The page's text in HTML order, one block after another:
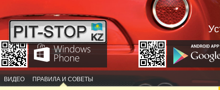
ВИДЕО ПРАВИЛА И СОВЕТЫ